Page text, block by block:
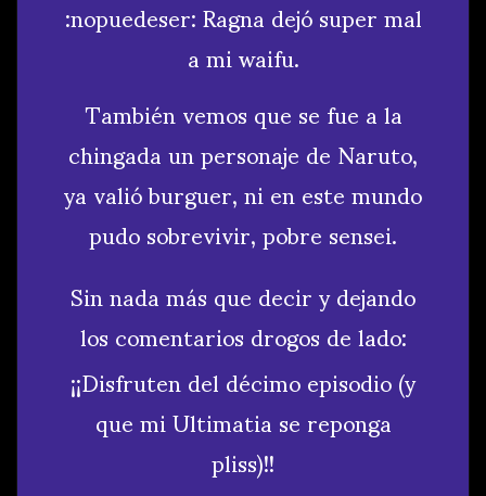
:nopuedeser: Ragna dejó super mal
a mi waifu.
También vemos que se fue a la
chingada un personaje de Naruto,
ya valió burguer, ni en este mundo
pudo sobrevivir, pobre sensei.
Sin nada más que decir y dejando
los comentarios drogos de lado:
¡¡Disfruten del décimo episodio (y
que mi Ultimatia se reponga
pliss)!!